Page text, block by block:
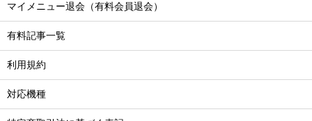
マイメニュー退会（有料会員退会）
有料記事一覧
利用規約
対応機種